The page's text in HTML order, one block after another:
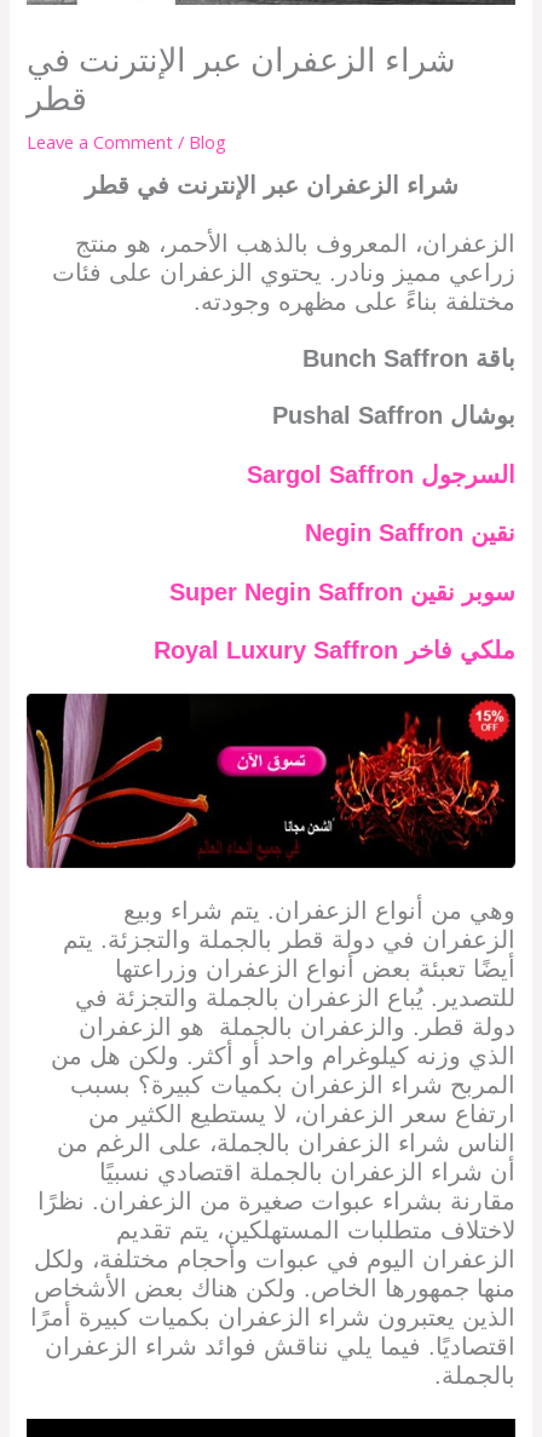
شراء الزعفران عبر الإنترنت في
قطر
Leave a Comment / Blog
شراء الزعفران عبر الإنترنت في قطر
الزعفران، المعروف بالذهب الأحمر، هو منتج
زراعي مميز ونادر. يحتوي الزعفران على فئات
مختلفة بناءً على مظهره وجودته.
باقة Bunch Saffron
بوشال Pushal Saffron
السرجول Sargol Saffron
نقين Negin Saffron
سوبر نقين Super Negin Saffron
ملكي فاخر Royal Luxury Saffron
وهي من أنواع الزعفران. يتم شراء وبيع
الزعفران في دولة قطر
بالجملة والتجزئة. يتم
أيضًا تعبئة بعض أنواع الزعفران وزراعتها
للتصدير. يُباع الزعفران بالجملة والتجزئة في
دولة قطر. والزعفران بالجملة هو الزعفران
الذي وزنه كيلوغرام واحد أو أكثر. ولكن هل من
المربح شراء الزعفران بكميات كبيرة؟ بسبب
ارتفاع سعر الزعفران، لا يستطيع الكثير من
الناس شراء الزعفران بالجملة، على الرغم من
أن شراء الزعفران بالجملة اقتصادي نسبيًا
مقارنة بشراء عبوات صغيرة من الزعفران. نظرًا
لاختلاف متطلبات المستهلكين، يتم تقديم
الزعفران اليوم في عبوات وأحجام مختلفة، ولكل
منها جمهورها الخاص. ولكن هناك بعض الأشخاص
الذين يعتبرون شراء الزعفران بكميات كبيرة أمرًا
اقتصاديًا. فيما يلي نناقش فوائد شراء الزعفران
بالجملة.